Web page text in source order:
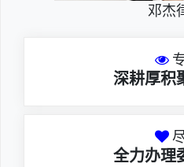
邓杰
深耕厚积
全力办理